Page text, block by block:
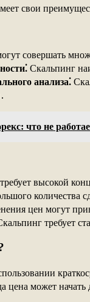
свои
совершать
Скальпинг
анализа⁚
что не
высокой
количества
цен могут
требует
цена может начать